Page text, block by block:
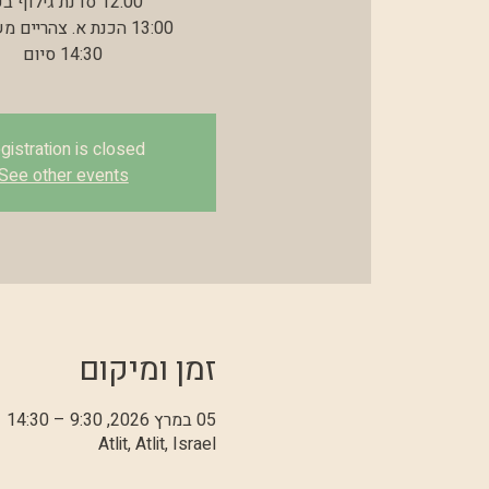
14:30 סיום
is closed
other events
זמן ומיקום
05 במרץ 2026, 9:30 – 14:30
Atlit, Atlit, Israel